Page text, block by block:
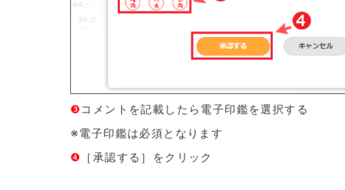
❸コメントを記載したら電子印鑑を選択する
※電子印鑑は必須となります
❹ ［承認する］をクリック